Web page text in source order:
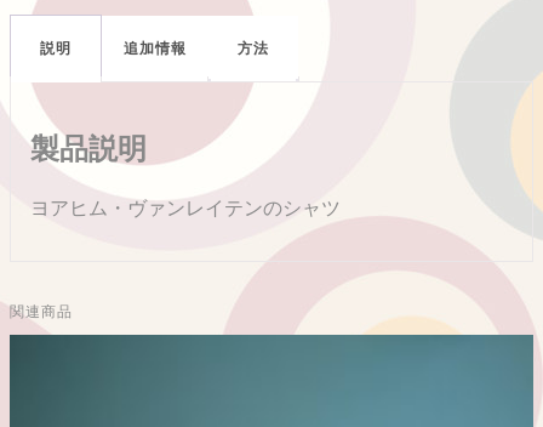
説明 追加情報 方法
製品説明
ヨアヒム・ヴァンレイテンのシャツ
関連商品